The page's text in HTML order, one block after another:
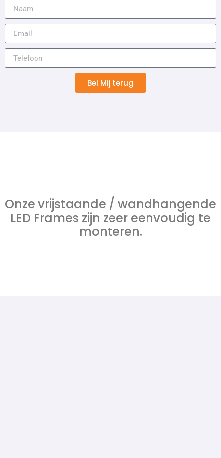
Bel Mij terug
Onze vrijstaande / wandhangende
LED Frames zijn zeer eenvoudig te
monteren.